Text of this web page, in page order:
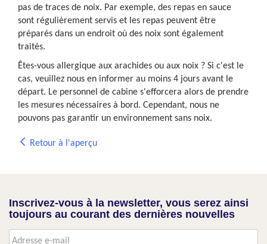
pas de traces de noix. Par exemple, des repas en sauce
sont régulièrement servis et les repas peuvent être
préparés dans un endroit où des noix sont également
traités.
Êtes-vous allergique aux arachides ou aux noix ? Si c'est le
cas, veuillez nous en informer au moins 4 jours avant le
départ. Le personnel de cabine s'efforcera alors de prendre
les mesures nécessaires à bord. Cependant, nous ne
pouvons pas garantir un environnement sans noix.
Retour à l'aperçu
Inscrivez-vous à la newsletter, vous serez ainsi
toujours au courant des dernières nouvelles